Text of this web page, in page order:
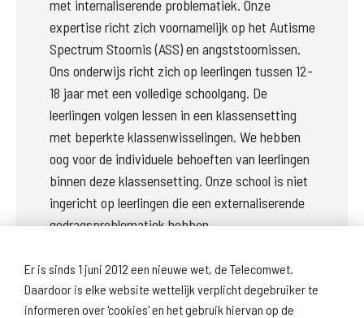
Er is sinds 1 juni 2012 een nieuwe wet, de Telecomwet.
Daardoor is elke website wettelijk verplicht degebruiker te
informeren over 'cookies' en het gebruik hiervan op de
met internaliserende problematiek. Onze
expertise richt zich voornamelijk op het Autisme
Spectrum Stoornis (ASS) en angststoornissen.
Ons onderwijs richt zich op leerlingen tussen 12-
18 jaar met een volledige schoolgang. De
leerlingen volgen lessen in een klassensetting
met beperkte klassenwisselingen. We hebben
oog voor de individuele behoeften van leerlingen
binnen deze klassensetting. Onze school is niet
ingericht op leerlingen die een externaliserende
gedragsproblematiek hebben.
Volgende onderwerp: Deze school